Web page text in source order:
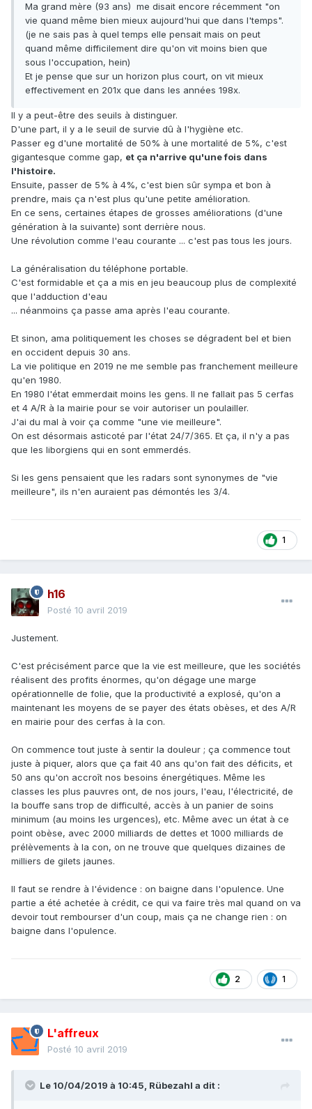
Ma grand mère (93 ans) me disait encore récemment "on
vie quand même bien mieux aujourd'hui que dans l'temps".
(je ne sais pas à quel temps elle pensait mais on peut
quand même difficilement dire qu'on vit moins bien que
sous l'occupation, hein)
Et je pense que sur un horizon plus court, on vit mieux
effectivement en 201x que dans les années 198x.
Il y a peut-être des seuils à distinguer.
D'une part, il y a le seuil de survie dû à l'hygiène etc.
Passer eg d'une mortalité de 50% à une mortalité de 5%, c'est
gigantesque comme gap, et ça n'arrive qu'une fois dans
l'histoire.
Ensuite, passer de 5% à 4%, c'est bien sûr sympa et bon à
prendre, mais ça n'est plus qu'une petite amélioration.
En ce sens, certaines étapes de grosses améliorations (d'une
génération à la suivante) sont derrière nous.
Une révolution comme l'eau courante ... c'est pas tous les jours.
La généralisation du téléphone portable.
C'est formidable et ça a mis en jeu beaucoup plus de complexité
que l'adduction d'eau
... néanmoins ça passe ama après l'eau courante.
Et sinon, ama politiquement les choses se dégradent bel et bien
en occident depuis 30 ans.
La vie politique en 2019 ne me semble pas franchement meilleure
qu'en 1980.
En 1980 l'état emmerdait moins les gens. Il ne fallait pas 5 cerfas
et 4 A/R à la mairie pour se voir autoriser un poulailler.
J'ai du mal à voir ça comme "une vie meilleure".
On est désormais asticoté par l'état 24/7/365. Et ça, il n'y a pas
que les liborgiens qui en sont emmerdés.
Si les gens pensaient que les radars sont synonymes de "vie
meilleure", ils n'en auraient pas démontés les 3/4.
1
h16
Posté 10 avril 2019
Justement.
C'est précisément parce que la vie est meilleure, que les sociétés
réalisent des profits énormes, qu'on dégage une marge
opérationnelle de folie, que la productivité a explosé, qu'on a
maintenant les moyens de se payer des états obèses, et des A/R
en mairie pour des cerfas à la con.
On commence tout juste à sentir la douleur ; ça commence tout
juste à piquer, alors que ça fait 40 ans qu'on fait des déficits, et
50 ans qu'on accroît nos besoins énergétiques. Même les
classes les plus pauvres ont, de nos jours, l'eau, l'électricité, de
la bouffe sans trop de difficulté, accès à un panier de soins
minimum (au moins les urgences), etc. Même avec un état à ce
point obèse, avec 2000 milliards de dettes et 1000 milliards de
prélèvements à la con, on ne trouve que quelques dizaines de
milliers de gilets jaunes.
Il faut se rendre à l'évidence : on baigne dans l'opulence. Une
partie a été achetée à crédit, ce qui va faire très mal quand on va
devoir tout rembourser d'un coup, mais ça ne change rien : on
baigne dans l'opulence.
2 1
L'affreux
Posté 10 avril 2019
Le 10/04/2019 à 10:45, Rübezahl a dit :